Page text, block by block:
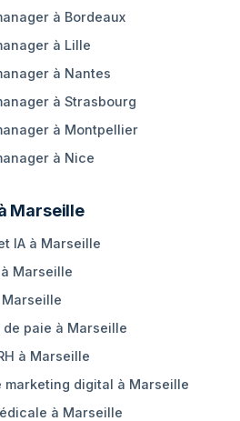
à Bordeaux
à Lille
à Nantes
à Strasbourg
à Montpellier
à Nice
Marseille
IA à Marseille
Marseille
Marseille
paie à Marseille
à Marseille
marketing digital à Marseille
à Marseille